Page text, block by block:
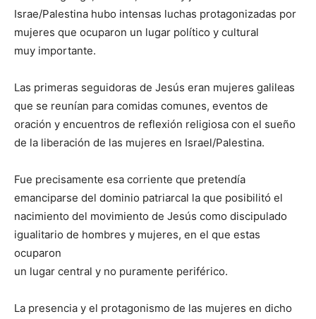
Israe/Palestina hubo intensas luchas protagonizadas por
mujeres que ocuparon un lugar político y cultural
muy importante.
Las primeras seguidoras de Jesús eran mujeres galileas
que se reunían para comidas comunes, eventos de
oración y encuentros de reflexión religiosa con el sueño
de la liberación de las mujeres en Israel/Palestina.
Fue precisamente esa corriente que pretendía
emanciparse del dominio patriarcal la que posibilitó el
nacimiento del movimiento de Jesús como discipulado
igualitario de hombres y mujeres, en el que estas
ocuparon
un lugar central y no puramente periférico.
La presencia y el protagonismo de las mujeres en dicho